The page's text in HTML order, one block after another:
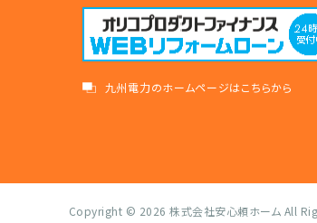
九州電力のホームページはこちらから
Copyright © 2026 株式会社安心頼ホーム All